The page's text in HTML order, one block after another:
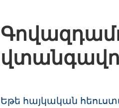
Եթե հայկական